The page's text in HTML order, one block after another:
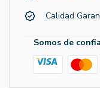
Calidad
Somos de